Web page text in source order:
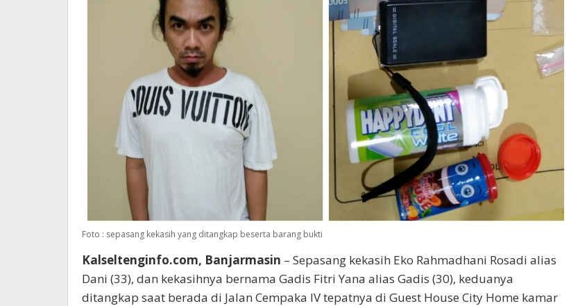
Foto : sepasang kekasih yang ditangkap beserta barang bukti
Kalseltenginfo.com, Banjarmasin – Sepasang kekasih Eko Rahmadhani Rosadi alias
Dani (33), dan kekasihnya bernama Gadis Fitri Yana alias Gadis (30), keduanya
ditangkap saat berada di Jalan Cempaka IV tepatnya di Guest House City Home kamar